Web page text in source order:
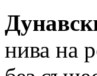
нива на